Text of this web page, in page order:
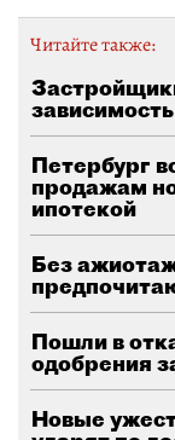
Читайте также:
Петербург
продажам
ипотекой
Без
Пошли в
одобрения
Новые